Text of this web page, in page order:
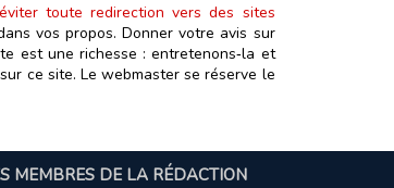
toute redirection vers des sites
vos propos. Donner votre avis sur
est une richesse : entretenons‑la et
ce site. Le webmaster se réserve le
MEMBRES DE LA RÉDACTION